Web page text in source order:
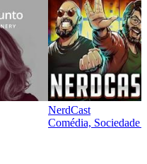
NerdCast
Comédia, Sociedade